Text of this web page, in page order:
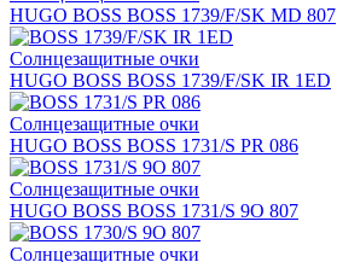
HUGO BOSS BOSS 1739/F/SK MD 807
Солнцезащитные очки
HUGO BOSS BOSS 1739/F/SK IR 1ED
Солнцезащитные очки
HUGO BOSS BOSS 1731/S PR 086
Солнцезащитные очки
HUGO BOSS BOSS 1731/S 9O 807
Солнцезащитные очки